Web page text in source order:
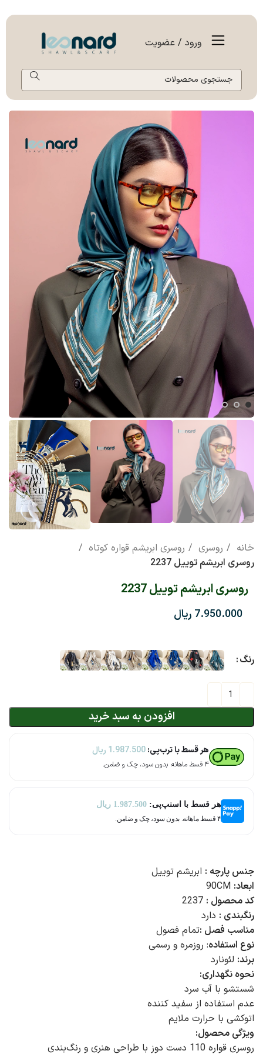
ورود / عضویت
خانه روسری
روسری ابریشم قواره کوتاه
روسری ابریشم توییل 2237
روسری ابریشم توییل 2237
ریال
رنگ
افزودن به سبد خرید
هر قسط با ترب‌پی:1.987.500 ریال
۴ قسط ماهانه. بدون سود، چک و ضامن.
هر قسط با اسنپ‌پی: 1.987.500 ریال
۴ قسط ماهانه. بدون سود، چک و ضامن.
جنس پارچه : ابریشم توییل
ابعاد:
کد محصول :
رنگبندی : دارد
مناسب فصل :تمام فصول
نوع استفاده: روزمره و رسمی
برند: لئونارد
نحوه نگهداری:
شستشو با آب سرد
عدم استفاده از سفید کننده
اتوکشی با حرارت ملایم
ویژگی محصول:
روسری قواره 110 دست دوز با طراحی هنری و رنگ‌بندی